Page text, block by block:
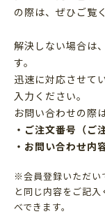
の際は、ぜひご覧
解決しない場合は
す。
迅速に対応させて
入力ください。
お問い合わせの際
・ご注文番号（ご
・お問い合わせ内
※会員登録いただい
と同じ内容をご記
べできます。